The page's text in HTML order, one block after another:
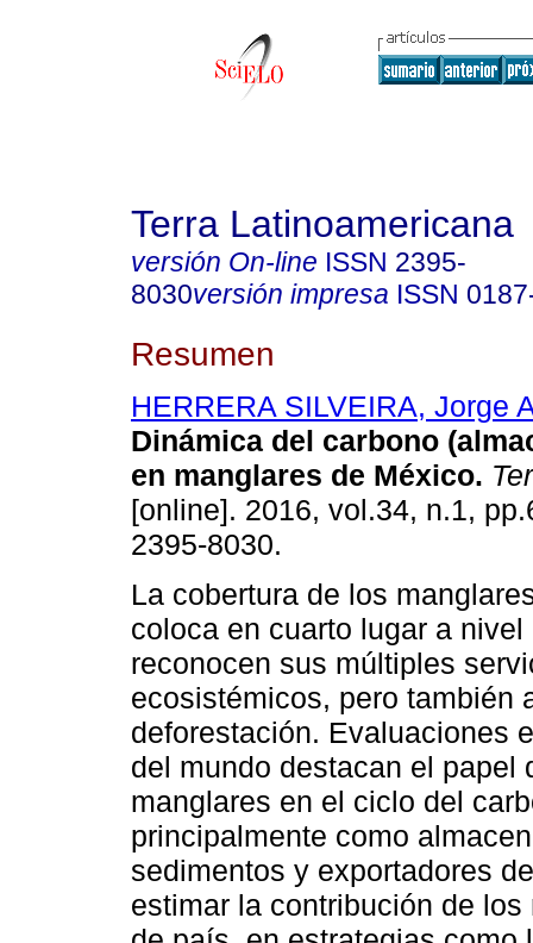
Terra Latinoamericana
versión On-line ISSN 2395-
8030versión impresa ISSN
Resumen
HERRERA SILVEIRA, Jorge
Dinámica del carbono
en manglares de México.
[online]. 2016, vol.34, n.1,
2395-8030.
La cobertura de los
coloca en cuarto lugar a
reconocen sus múltiples
ecosistémicos, pero también
deforestación. Evaluaciones
del mundo destacan el papel
manglares en el ciclo del
principalmente como
sedimentos y exportadores
estimar la contribución de